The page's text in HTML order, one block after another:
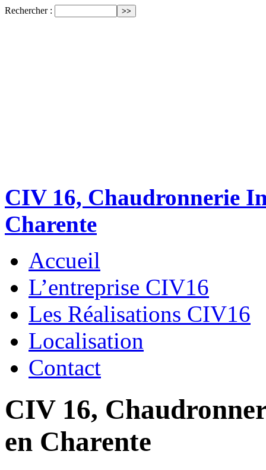
Rechercher :
CIV 16, Chaudronnerie
Charente
Accueil
L’entreprise CIV16
Les Réalisations CIV16
Localisation
Contact
CIV 16,
en Charente